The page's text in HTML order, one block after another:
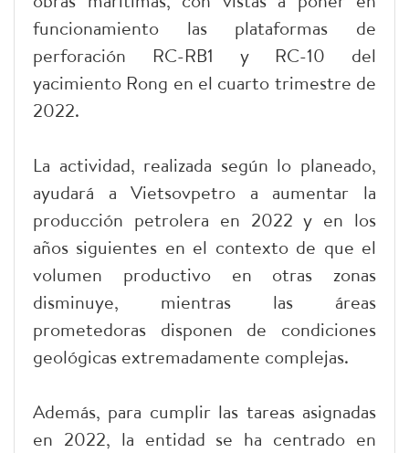
funcionamiento las plataformas de
perforación RC-RB1 y RC-10 del
yacimiento Rong en el cuarto trimestre de
2022.
La actividad, realizada según lo planeado,
ayudará a Vietsovpetro a aumentar la
producción petrolera en 2022 y en los
años siguientes en el contexto de que el
volumen productivo en otras zonas
disminuye, mientras las áreas
prometedoras disponen de condiciones
geológicas extremadamente complejas.
Además, para cumplir las tareas asignadas
en 2022, la entidad se ha centrado en